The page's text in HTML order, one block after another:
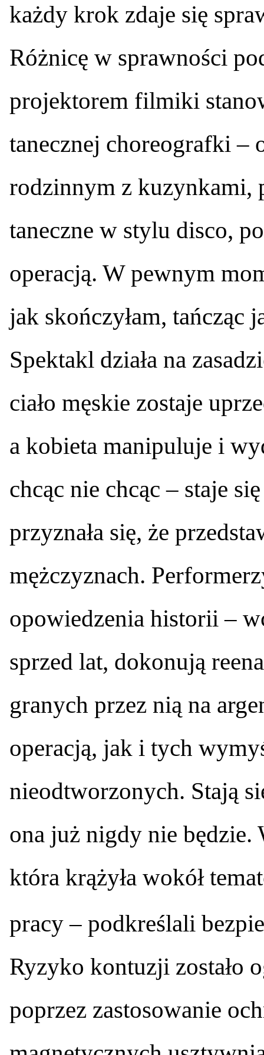
każdy krok zdaje się
Różnicę w sprawności
projektorem filmiki
tanecznej choreografki
rodzinnym z kuzynkami,
taneczne w stylu disco,
operacją. W pewnym
jak skończyłam, tańcząc
Spektakl działa na
ciało męskie zostaje
a kobieta manipuluje i
chcąc nie chcąc – staje
przyznała się, że
mężczyznach.
opowiedzenia historii –
sprzed lat, dokonują
granych przez nią na
operacją, jak i tych
nieodtworzonych. Stają
ona już nigdy nie
która krążyła wokół
pracy – podkreślali
Ryzyko kontuzji zostało
poprzez zastosowanie